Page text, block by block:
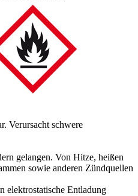
Verursacht schwere
gelangen. Von Hitze, heißen
sowie anderen Zündquellen
elektrostatische Entladung